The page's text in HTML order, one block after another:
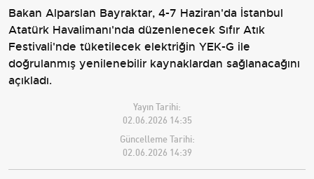
Bakan Alparslan Bayraktar, 4-7 Haziran'da İstanbul
Atatürk Havalimanı'nda düzenlenecek Sıfır Atık
Festivali'nde tüketilecek elektriğin YEK-G ile
doğrulanmış yenilenebilir kaynaklardan sağlanacağını
açıkladı.
Yayın Tarihi:
02.06.2026 14:35
Güncelleme Tarihi:
02.06.2026 14:39